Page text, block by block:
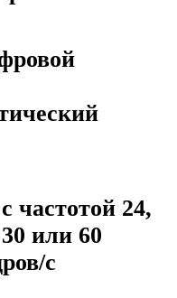
частотой 24,
или 60
с